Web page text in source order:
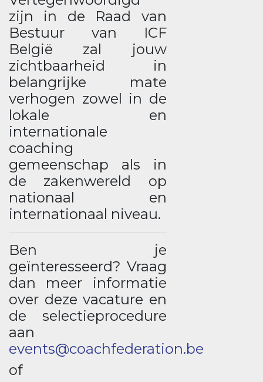
zijn in de Raad van
Bestuur van ICF
België zal jouw
zichtbaarheid in
belangrijke mate
verhogen zowel in de
lokale en
internationale
coaching
gemeenschap als in
de zakenwereld op
nationaal en
internationaal niveau.
Ben je
geïnteresseerd? Vraag
dan meer informatie
over deze vacature en
de selectieprocedure
aan
events@coachfederation.be
of